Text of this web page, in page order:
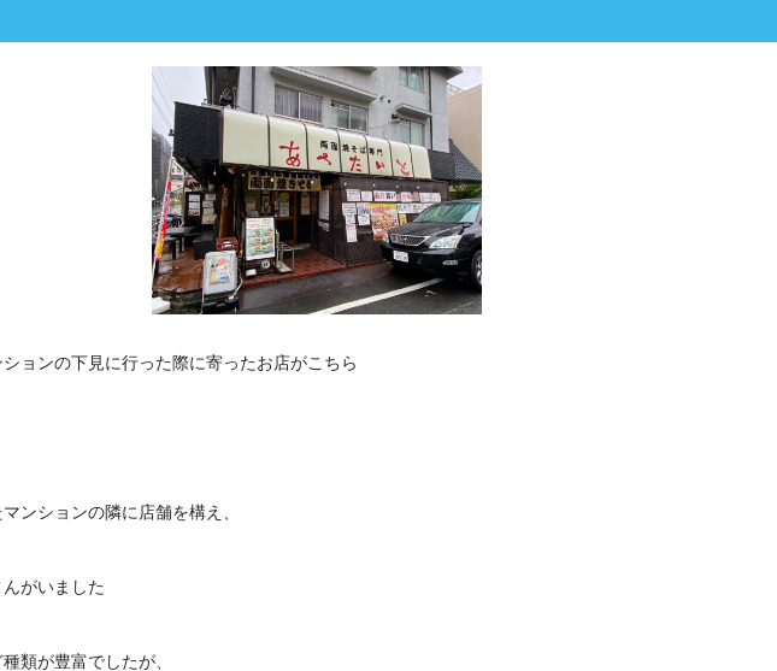
ョンの下見に行った際に寄ったお店がこちら
ンションの隣に店舗を構え、
がいました
類が豊富でしたが、